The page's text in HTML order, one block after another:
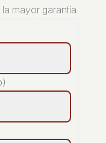
mayor garantía.